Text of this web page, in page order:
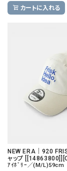
カートに入れる
NEW ERA｜920
ャップ
ｱｲﾎﾞﾘｰ／(M/L)59cm